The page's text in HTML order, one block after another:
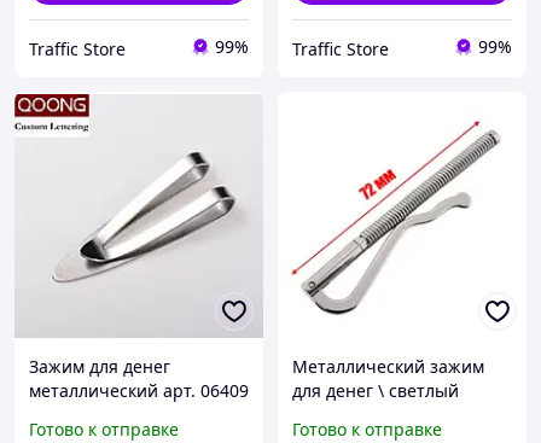
Traffic Store 99% Traffic Store 99%
Зажим для денег
металлический арт. 06409
Готово к отправке
Металлический зажим
для денег \ светлый
Готово к отправке